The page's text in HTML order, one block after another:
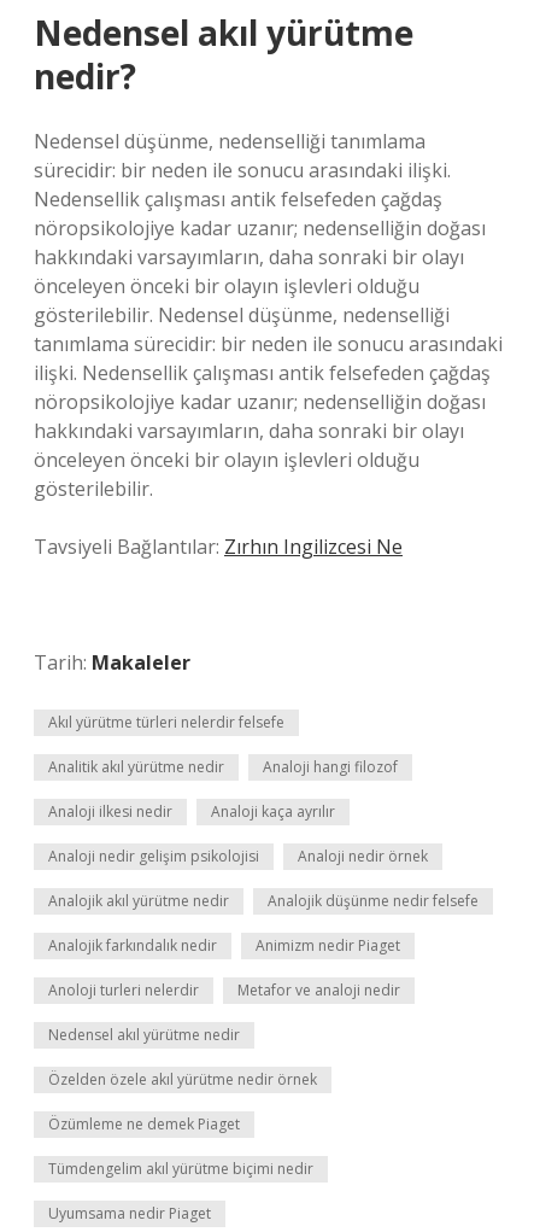
Nedensel akıl yürütme
nedir?
Nedensel düşünme, nedenselliği tanımlama
sürecidir: bir neden ile sonucu arasındaki ilişki.
Nedensellik çalışması antik felsefeden çağdaş
nöropsikolojiye kadar uzanır; nedenselliğin doğası
hakkındaki varsayımların, daha sonraki bir olayı
önceleyen önceki bir olayın işlevleri olduğu
gösterilebilir. Nedensel düşünme, nedenselliği
tanımlama sürecidir: bir neden ile sonucu arasındaki
ilişki. Nedensellik çalışması antik felsefeden çağdaş
nöropsikolojiye kadar uzanır; nedenselliğin doğası
hakkındaki varsayımların, daha sonraki bir olayı
önceleyen önceki bir olayın işlevleri olduğu
gösterilebilir.
Tavsiyeli Bağlantılar: Zırhın Ingilizcesi Ne
Tarih: Makaleler
Akıl yürütme türleri nelerdir felsefe
Analitik akıl yürütme nedir Analoji hangi filozof
Analoji ilkesi nedir Analoji kaça ayrılır
Analoji nedir gelişim psikolojisi Analoji nedir örnek
Analojik akıl yürütme nedir Analojik düşünme nedir felsefe
Analojik farkındalık nedir Animizm nedir Piaget
Anoloji turleri nelerdir Metafor ve analoji nedir
Nedensel akıl yürütme nedir
Özelden özele akıl yürütme nedir örnek
Özümleme ne demek Piaget
Tümdengelim akıl yürütme biçimi nedir
Uyumsama nedir Piaget